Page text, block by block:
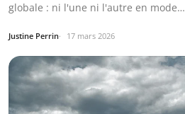
globale : ni l'une ni l'autre en mode…
Justine Perrin 17 mars 2026